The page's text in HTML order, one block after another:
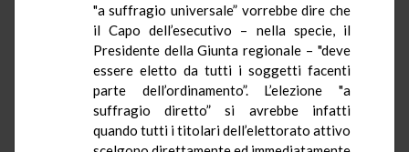
"a suffragio universale” vorrebbe dire che
il Capo dell’esecutivo – nella specie, il
Presidente della Giunta regionale – "deve
essere eletto da tutti i soggetti facenti
parte dell’ordinamento”. L’elezione "a
suffragio diretto” si avrebbe infatti
quando tutti i titolari dell’elettorato attivo